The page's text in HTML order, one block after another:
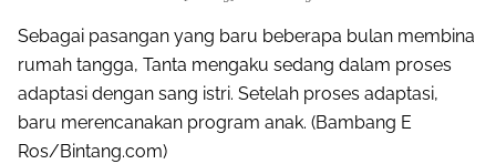
Sebagai pasangan yang baru beberapa bulan membina
rumah tangga, Tanta mengaku sedang dalam proses
adaptasi dengan sang istri. Setelah proses adaptasi,
baru merencanakan program anak. (Bambang E
Ros/Bintang.com)